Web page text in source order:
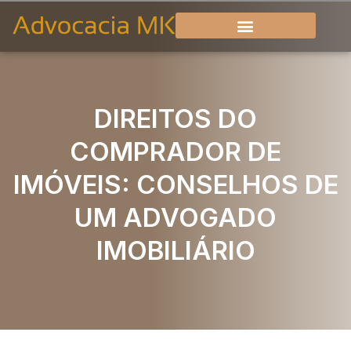
DIREITOS DO
COMPRADOR DE
IMÓVEIS: CONSELHOS DE
UM ADVOGADO
IMOBILIÁRIO